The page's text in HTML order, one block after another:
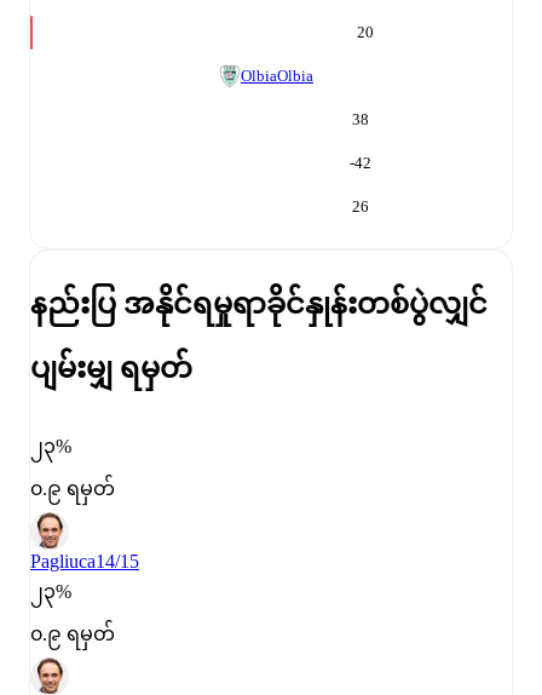
20
OlbiaOlbia
38
-42
26
နည်းပြ အနိုင်ရမှုရာခိုင်နှုန်းတစ်ပွဲလျှင်
ပျမ်းမျှ ရမှတ်
၂၃%
၀.၉ ရမှတ်
Pagliuca14/15
၂၃%
၀.၉ ရမှတ်